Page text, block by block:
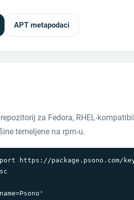
APT metapodaci
za Fedora, RHEL-
temeljene na rpm-u.
https://package.psono.com/